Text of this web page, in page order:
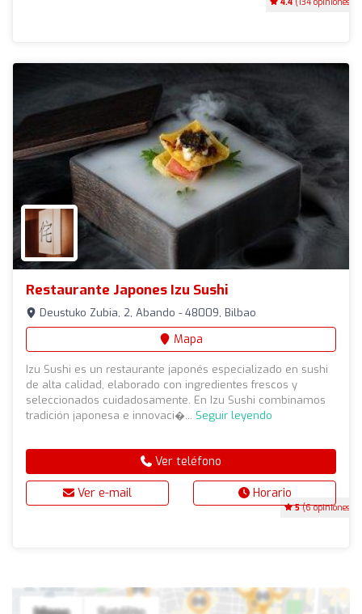
Restaurante Japones Izu Sushi
5(6 opiniones)
Deustuko Zubia, 2, Abando - 48009, Bilbao
Mapa
Izu Sushi es un restaurante japonés especializado en sushi
de alta calidad, elaborado con ingredientes frescos y
seleccionados cuidadosamente. En Izu Sushi combinamos
tradición japonesa e innovaci�... Seguir leyendo
Ver teléfono
Ver e-mail Horario